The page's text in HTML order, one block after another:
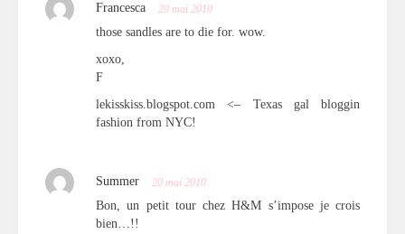
Francesca 20 mai 2010
those sandles are to die for. wow.
xoxo,
F
lekisskiss.blogspot.com <– Texas gal bloggin
fashion from NYC!
Summer 20 mai 2010
Bon, un petit tour chez H&M s’impose je crois
bien…!!